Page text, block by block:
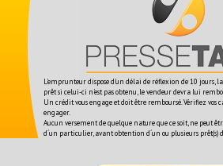
L'emprunteur dispose d'un délai de réflexion de 10 jours,
prêt si celui-ci n'est pas obtenu, le vendeur devra lui
Un crédit vous engage et doit être remboursé. Vérifiez vos
engager.
Aucun versement de quelque nature que ce soit, ne peut
d´un particulier, avant obtention d´un ou plusieurs prêt(s)